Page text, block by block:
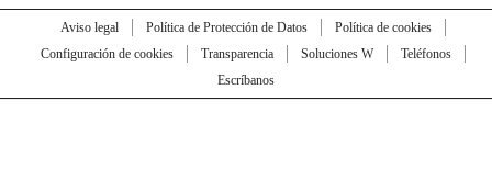
Aviso legal Política de Protección de Datos
Política de cookies
Configuración de cookies
Transparencia Soluciones W
Teléfonos
Escríbanos